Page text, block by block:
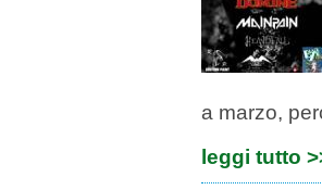
a marzo,
leggi tutto